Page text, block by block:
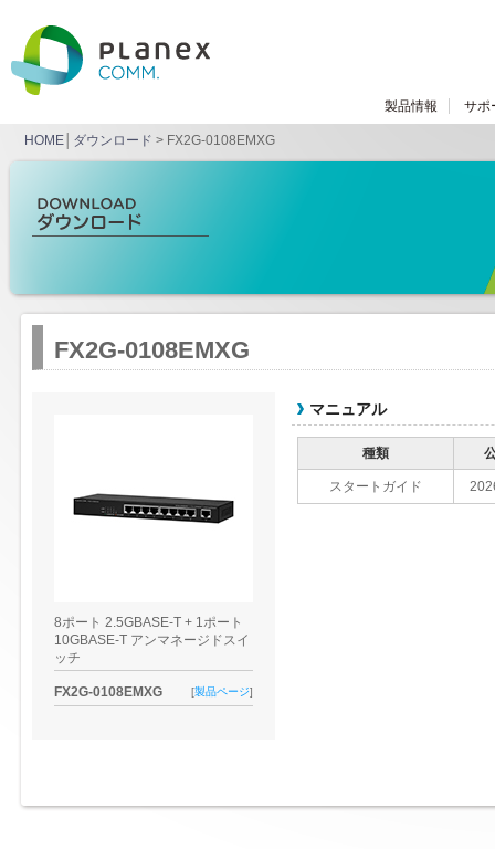
製品情報 サポ
HOME ダウンロード > FX2G-0108EMXG
FX2G-0108EMXG
8ポート 2.5GBASE-T + 1ポート
10GBASE-T アンマネージドスイ
ッチ
FX2G-0108EMXG [製品ページ]
マニュアル
種類
スタートガイド